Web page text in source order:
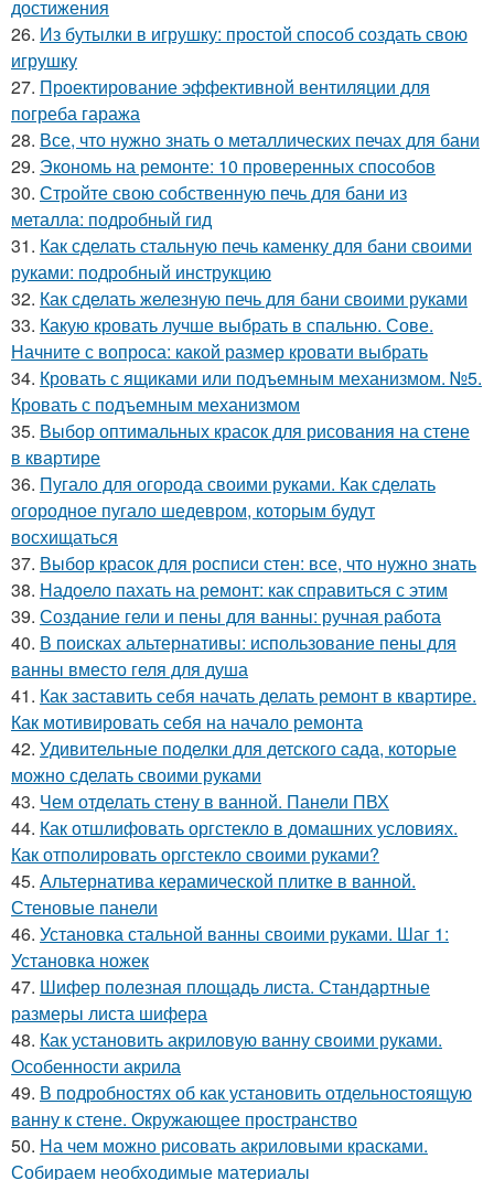
достижения
26. Из бутылки в игрушку: простой способ создать свою
игрушку
27. Проектирование эффективной вентиляции для
погреба гаража
28. Все, что нужно знать о металлических печах для бани
29. Экономь на ремонте: 10 проверенных способов
30. Стройте свою собственную печь для бани из
металла: подробный гид
31. Как сделать стальную печь каменку для бани своими
руками: подробный инструкцию
32. Как сделать железную печь для бани своими руками
33. Какую кровать лучше выбрать в спальню. Сове.
Начните с вопроса: какой размер кровати выбрать
34. Кровать с ящиками или подъемным механизмом. №5.
Кровать с подъемным механизмом
35. Выбор оптимальных красок для рисования на стене
в квартире
36. Пугало для огорода своими руками. Как сделать
огородное пугало шедевром, которым будут
восхищаться
37. Выбор красок для росписи стен: все, что нужно знать
38. Надоело пахать на ремонт: как справиться с этим
39. Создание гели и пены для ванны: ручная работа
40. В поисках альтернативы: использование пены для
ванны вместо геля для душа
41. Как заставить себя начать делать ремонт в квартире.
Как мотивировать себя на начало ремонта
42. Удивительные поделки для детского сада, которые
можно сделать своими руками
43. Чем отделать стену в ванной. Панели ПВХ
44. Как отшлифовать оргстекло в домашних условиях.
Как отполировать оргстекло своими руками?
45. Альтернатива керамической плитке в ванной.
Стеновые панели
46. Установка стальной ванны своими руками. Шаг 1:
Установка ножек
47. Шифер полезная площадь листа. Стандартные
размеры листа шифера
48. Как установить акриловую ванну своими руками.
Особенности акрила
49. В подробностях об как установить отдельностоящую
ванну к стене. Окружающее пространство
50. На чем можно рисовать акриловыми красками.
Собираем необходимые материалы